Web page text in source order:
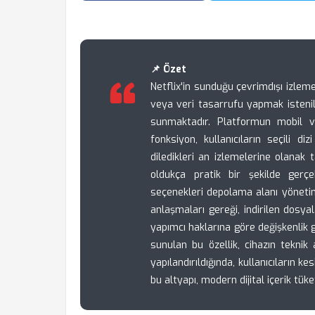
📌 Özet
Netflix'in sunduğu çevrimdışı
veya veri tasarrufu yapmak
sunmaktadır. Platformun mobil
fonksiyon, kullanıcıların seçili
diledikleri an izlemelerine olanak
oldukça pratik bir şekilde
seçenekleri depolama alanı
anlaşmaları gereği, indirilen
yapımcı haklarına göre
sunulan bu özellik, cihazın teknik
yapılandırıldığında,
bu altyapı, modern dijital içerik